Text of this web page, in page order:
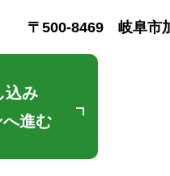
〒500-8469 岐阜市
込み
進む